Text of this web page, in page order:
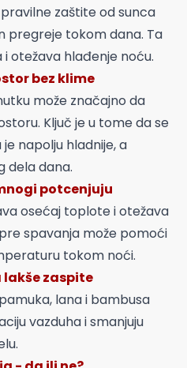
zaštite od sunca
pregreje tokom dana. Ta
otežava hlađenje noću.
bez klime
može značajno da
Ključ je u tome da se
napolju hladnije, a
dela dana.
potcenjuju
osećaj toplote i otežava
spavanja može pomoći
tokom noći.
lakše zaspite
lana i bambusa
vazduha i smanjuju